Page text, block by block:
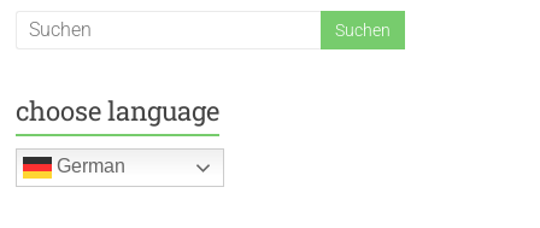
choose language
German